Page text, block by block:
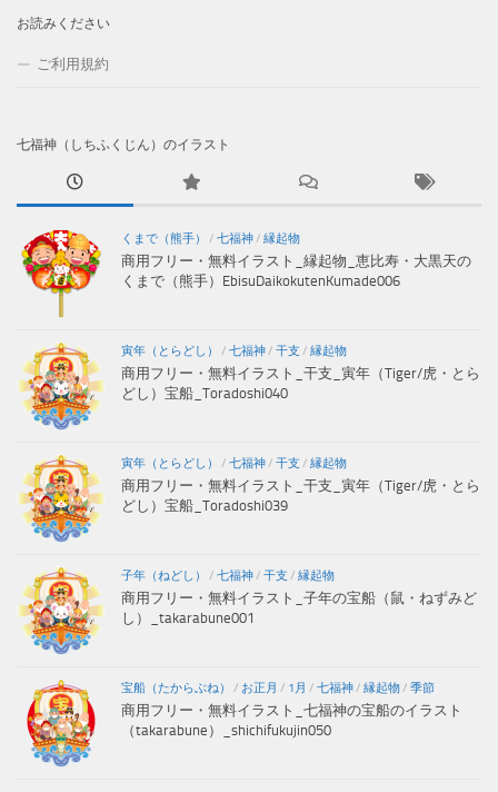
お読みください
ご利用規約
七福神（しちふくじん）のイラスト
くまで（熊手） / 七福神/ 縁起物
商用フリー・無料イラスト_縁起物_恵比寿・大黒天の
くまで（熊手）EbisuDaikokutenKumade006
寅年（とらどし） / 七福神/ 干支 / 縁起物
商用フリー・無料イラスト_干支_寅年（Tiger/虎・とら
どし）宝船_Toradoshi040
寅年（とらどし） / 七福神/ 干支 / 縁起物
商用フリー・無料イラスト_干支_寅年（Tiger/虎・とら
どし）宝船_Toradoshi039
子年（ねどし） / 七福神/ 干支 / 縁起物
商用フリー・無料イラスト_子年の宝船（鼠・ねずみど
し）_takarabune001
宝船（たからぶね） / お正月 / 1月 / 七福神/ 縁起物/ 季節
商用フリー・無料イラスト_七福神の宝船のイラスト
（takarabune）_shichifukujin050